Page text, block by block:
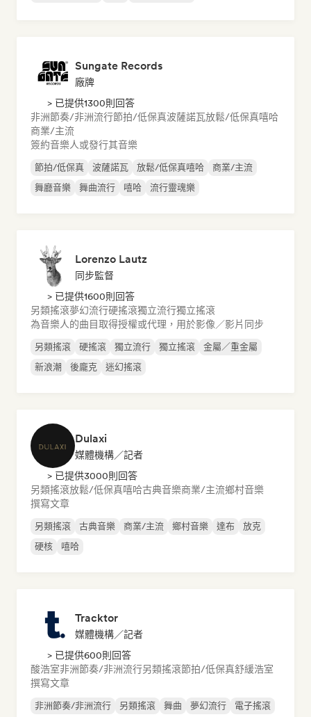
Sungate Records
廠牌
> 已提供1300則回答
非洲節奏/非洲流行節拍/低保真波薩諾瓦放鬆/低保真嘻哈
商業/主流
簽約音樂人或發行其音樂
節拍/低保真 波薩諾瓦 放鬆/低保真嘻哈
商業/主流
舞廳音樂
舞曲流行 嘻哈 流行靈魂樂
Lorenzo Lautz
同步監督
> 已提供1600則回答
另類搖滾夢幻流行硬搖滾獨立流行獨立搖滾
為音樂人的曲目取得授權或代理，用於影像／影片同步
另類搖滾 硬搖滾 獨立流行 獨立搖滾
金屬／重金屬
新浪潮
後龐克 迷幻搖滾
Dulaxi
媒體機構／記者
> 已提供3000則回答
另類搖滾放鬆/低保真嘻哈古典音樂商業/主流鄉村音樂
撰寫文章
另類搖滾 古典音樂 商業/主流 鄉村音樂 達布
放克
硬核
嘻哈
Tracktor
媒體機構／記者
> 已提供600則回答
酸浩室非洲節奏/非洲流行另類搖滾節拍/低保真舒緩浩室
撰寫文章
非洲節奏/非洲流行 另類搖滾 舞曲 夢幻流行 電子搖滾